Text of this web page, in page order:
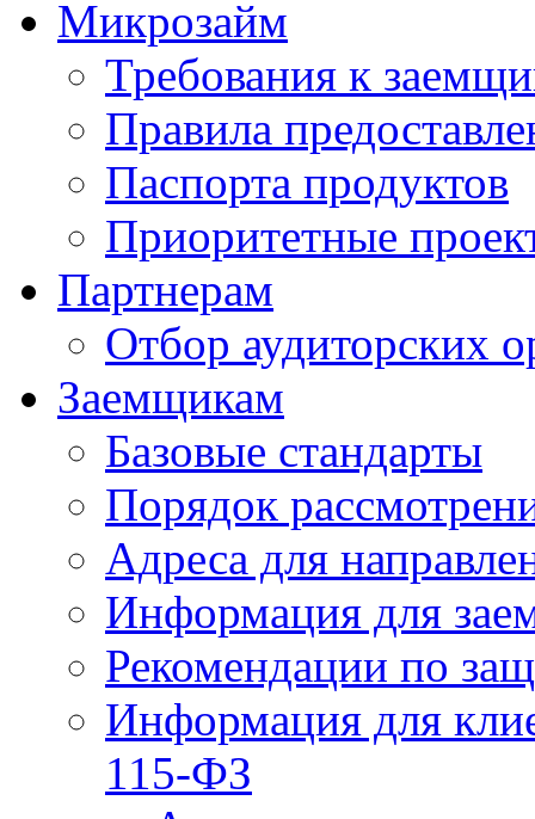
Микрозайм
Требования к
Правила
Паспорта продуктов
Приоритетные
Партнерам
Отбор аудиторских
Заемщикам
Базовые стандарты
Порядок
Адреса для
Информация для
Рекомендации по
Информация для
115-ФЗ